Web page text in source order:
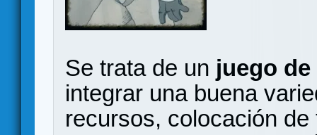
Se trata de un juego
integrar una buena
recursos, colocación de